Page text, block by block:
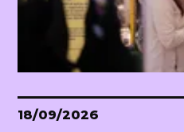
18/09/2026